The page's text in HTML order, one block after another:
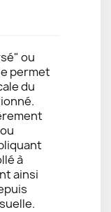
ou
permet
du
à
ainsi